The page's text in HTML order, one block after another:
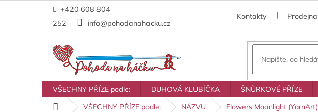
+420 608 804
252
info@pohodanahacku.cz
Kontakty Prodejna
VŠECHNY PŘÍZE podle: DUHOVÁ KLUBÍČKA ŠNŮRKOVÉ PŘÍZE
Domů VŠECHNY PŘÍZE podle: NÁZVU Flowers Moonlight (YarnArt)